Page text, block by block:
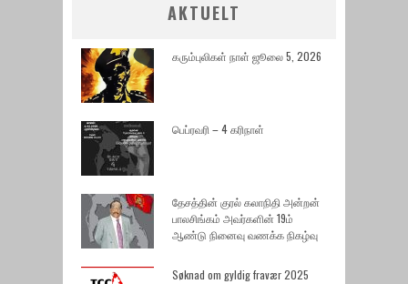
AKTUELT
கரும்புலிகள் நாள் ஜூலை 5, 2026
பெப்ரவரி – 4 கரிநாள்
தேசத்தின் குரல் கலாநிதி அன்றன்
பாலசிங்கம் அவர்களின் 19ம்
ஆண்டு நினைவு வணக்க நிகழ்வு
Søknad om gyldig fravær 2025